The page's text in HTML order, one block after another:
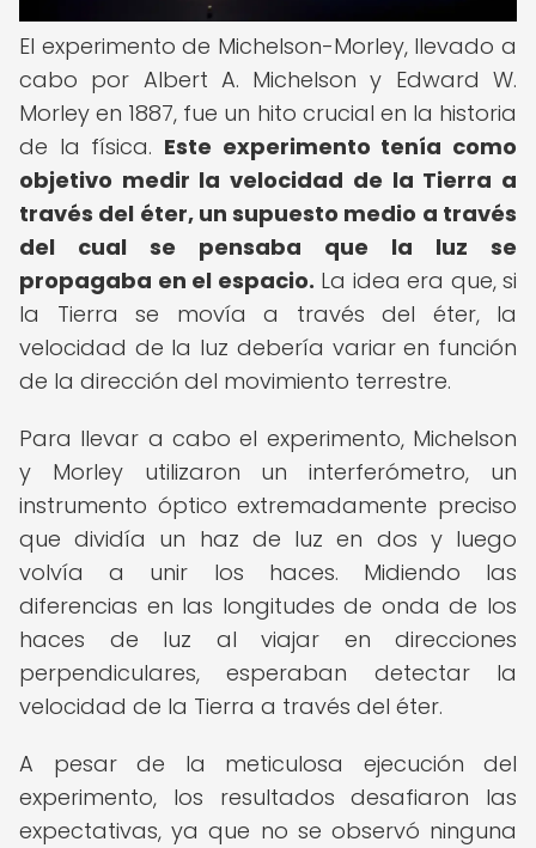
El experimento de Michelson-Morley, llevado a
cabo por Albert A. Michelson y Edward W.
Morley en 1887, fue un hito crucial en la historia
de la física. Este experimento tenía como
objetivo medir la velocidad de la Tierra a
través del éter, un supuesto medio a través
del cual se pensaba que la luz se
propagaba en el espacio. La idea era que, si
la Tierra se movía a través del éter, la
velocidad de la luz debería variar en función
de la dirección del movimiento terrestre.
Para llevar a cabo el experimento, Michelson
y Morley utilizaron un interferómetro, un
instrumento óptico extremadamente preciso
que dividía un haz de luz en dos y luego
volvía a unir los haces. Midiendo las
diferencias en las longitudes de onda de los
haces de luz al viajar en direcciones
perpendiculares, esperaban detectar la
velocidad de la Tierra a través del éter.
A pesar de la meticulosa ejecución del
experimento, los resultados desafiaron las
expectativas, ya que no se observó ninguna